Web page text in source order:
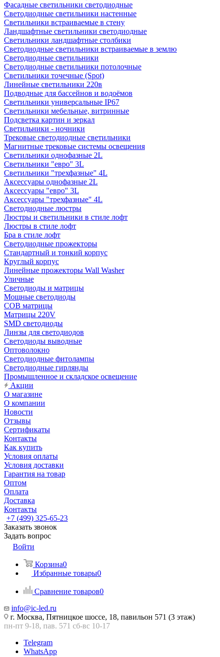
Фасадные светильники светодиодные
Светодиодные светильники настенные
Светильники встраиваемые в стену
Ландшафтные светильники светодиодные
Светильники ландшафтные столбики
Светодиодные светильники встраиваемые в землю
Светодиодные светильники
Светодиодные светильники потолочные
Светильники точечные (Spot)
Линейные светильники 220в
Подводные для бассейнов и водоёмов
Светильники универсальные IP67
Светильники мебельные, витринные
Подсветка картин и зеркал
Светильники - ночники
Трековые светодиодные светильники
Магнитные трековые системы освещения
Светильники однофазные 2L
Светильники "евро" 3L
Светильники "трехфазные" 4L
Аксессуары однофазные 2L
Аксессуары "евро" 3L
Аксессуары "трехфазные" 4L
Светодиодные люстры
Люстры и светильники в стиле лофт
Люстры в стиле лофт
Бра в стиле лофт
Светодиодные прожекторы
Стандартный и тонкий корпус
Круглый корпус
Линейные прожекторы Wall Washer
Уличные
Светодиоды и матрицы
Мощные светодиоды
COB матрицы
Матрицы 220V
SMD светодиоды
Линзы для светодиодов
Светодиоды выводные
Оптоволокно
Светодиодные фитолампы
Светодиодные гирлянды
Промышленное и складское освещение
Акции
О магазине
О компании
Новости
Отзывы
Сертификаты
Контакты
Как купить
Условия оплаты
Условия доставки
Гарантия на товар
Оптом
Оплата
Доставка
Контакты
+7 (499) 325-65-23
Заказать звонок
Задать вопрос
Войти
Корзина0
Избранные товары0
Сравнение товаров0
info@ic-led.ru
г. Москва, Пятницкое шоссе, 18, павильон 571 (3 этаж)
пн-пт 9-18, пав. 571 сб-вс 10-17
Telegram
WhatsApp